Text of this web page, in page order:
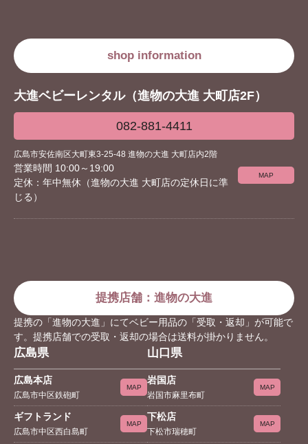
shop information
大進ベビーレンタル（進物の大進 大町店2F）
082-881-4411
広島市安佐南区大町東3-25-48 進物の大進 大町店内2階
営業時間 10:00～19:00
定休：年中無休（進物の大進 大町店の定休日に準
じる）
MAP
提携店舗：進物の大進
提携の「進物の大進」にてベビー用品の「受取・返却」が可能で
す。提携店舗での受取・返却の場合は送料が掛かりません。
広島県
広島本店
広島市中区鉄砲町
MAP
ギフトランド
広島市中区西白島町
MAP
山口県
岩国店
岩国市麻里布町
MAP
下松店
下松市瑞穂町
MAP